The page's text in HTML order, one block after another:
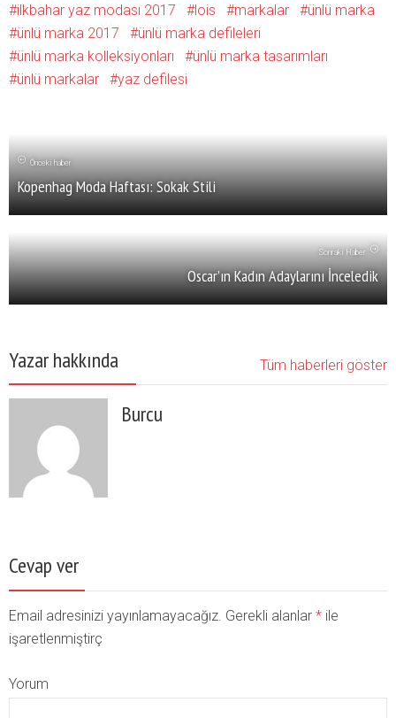
ilkbahar yaz modası 2017
lois markalar
ünlü marka
ünlü marka 2017
ünlü marka defileleri
ünlü marka kolleksiyonları
ünlü marka tasarımları
ünlü markalar
yaz defilesi
Önceki haber
Kopenhag Moda Haftası: Sokak Stili
Sonraki Haber
Oscar’ın Kadın Adaylarını İnceledik
Yazar hakkında Tüm haberleri göster
Burcu
Cevap ver
Email adresinizi yayınlamayacağız. Gerekli alanlar * ile
işaretlenmiştirç
Yorum